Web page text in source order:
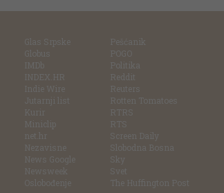
Glas Srpske
Globus
IMDb
INDEX.HR
Indie Wire
Jutarnji list
Kurir
Miniclip
net.hr
Nezavisne
News Google
Newsweek
Oslobođenje
Pešćanik
POGO
Politika
Reddit
Reuters
Rotten Tomatoes
RTRS
RTS
Screen Daily
Slobodna Bosna
Sky
Svet
The Huffington Post